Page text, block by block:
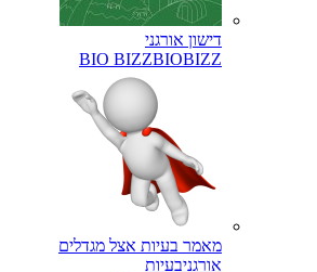
דישון אורגני
BIO BIZZBIOBIZZ
מאמר בעיות אצל מגדלים
אורגניבעיות